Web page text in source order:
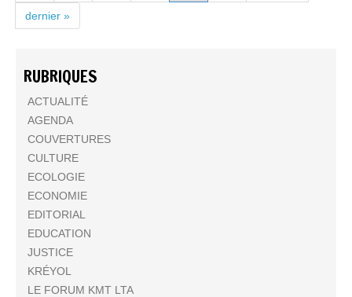
dernier »
RUBRIQUES
ACTUALITÉ
AGENDA
COUVERTURES
CULTURE
ECOLOGIE
ECONOMIE
EDITORIAL
EDUCATION
JUSTICE
KRÉYOL
LE FORUM KMT LTA